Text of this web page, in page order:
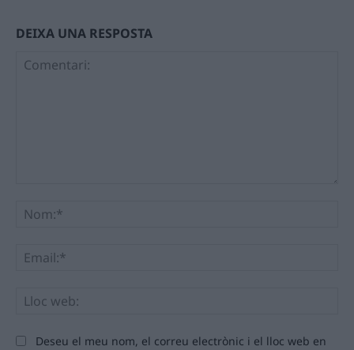
DEIXA UNA RESPOSTA
Deseu el meu nom, el correu electrònic i el lloc web en